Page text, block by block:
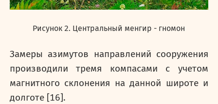
Рисунок 2. Центральный менгир - гномон
Замеры азимутов направлений сооружения
производили тремя компасами с учетом
магнитного склонения на данной широте и
долготе [16].